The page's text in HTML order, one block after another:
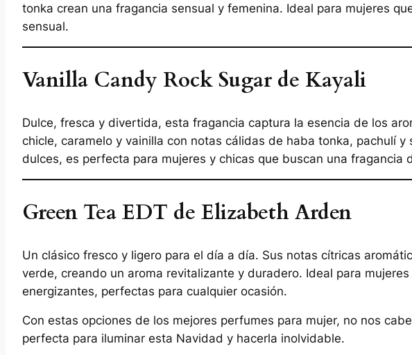
tonka crean una fragancia sensual y femenina. Ideal para mujeres
sensual.
Vanilla Candy Rock Sugar de Kayali
Dulce, fresca y divertida, esta fragancia captura la esencia de los
chicle, caramelo y vainilla con notas cálidas de haba tonka, pachulí y
dulces, es perfecta para mujeres y chicas que buscan una fragancia
Green Tea EDT de Elizabeth Arden
Un clásico fresco y ligero para el día a día. Sus notas cítricas
verde, creando un aroma revitalizante y duradero. Ideal para
energizantes, perfectas para cualquier ocasión.
Con estas opciones de los mejores perfumes para mujer, no nos
perfecta para iluminar esta Navidad y hacerla inolvidable.